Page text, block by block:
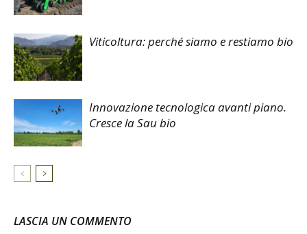
Viticoltura: perché siamo e restiamo bio
Innovazione tecnologica avanti piano.
Cresce la Sau bio
LASCIA UN COMMENTO